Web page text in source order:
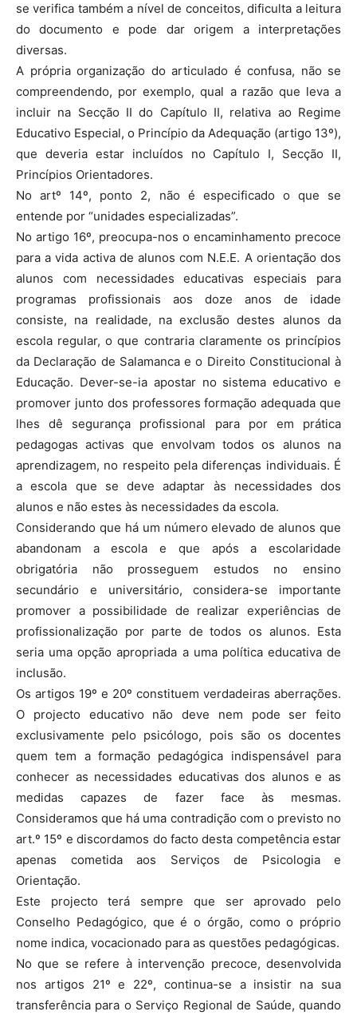
se verifica também a nível de conceitos, dificulta a leitura
do documento e pode dar origem a interpretações
diversas.
A própria organização do articulado é confusa, não se
compreendendo, por exemplo, qual a razão que leva a
incluir na Secção II do Capítulo II, relativa ao Regime
Educativo Especial, o Princípio da Adequação (artigo 13º),
que deveria estar incluídos no Capítulo I, Secção II,
Princípios Orientadores.
No artº 14º, ponto 2, não é especificado o que se
entende por “unidades especializadas”.
No artigo 16º, preocupa-nos o encaminhamento precoce
para a vida activa de alunos com N.E.E. A orientação dos
alunos com necessidades educativas especiais para
programas profissionais aos doze anos de idade
consiste, na realidade, na exclusão destes alunos da
escola regular, o que contraria claramente os princípios
da Declaração de Salamanca e o Direito Constitucional à
Educação. Dever-se-ia apostar no sistema educativo e
promover junto dos professores formação adequada que
lhes dê segurança profissional para por em prática
pedagogas activas que envolvam todos os alunos na
aprendizagem, no respeito pela diferenças individuais. É
a escola que se deve adaptar às necessidades dos
alunos e não estes às necessidades da escola.
Considerando que há um número elevado de alunos que
abandonam a escola e que após a escolaridade
obrigatória não prosseguem estudos no ensino
secundário e universitário, considera-se importante
promover a possibilidade de realizar experiências de
profissionalização por parte de todos os alunos. Esta
seria uma opção apropriada a uma política educativa de
inclusão.
Os artigos 19º e 20º constituem verdadeiras aberrações.
O projecto educativo não deve nem pode ser feito
exclusivamente pelo psicólogo, pois são os docentes
quem tem a formação pedagógica indispensável para
conhecer as necessidades educativas dos alunos e as
medidas capazes de fazer face às mesmas.
Consideramos que há uma contradição com o previsto no
art.º 15º e discordamos do facto desta competência estar
apenas cometida aos Serviços de Psicologia e
Orientação.
Este projecto terá sempre que ser aprovado pelo
Conselho Pedagógico, que é o órgão, como o próprio
nome indica, vocacionado para as questões pedagógicas.
No que se refere à intervenção precoce, desenvolvida
nos artigos 21º e 22º, continua-se a insistir na sua
transferência para o Serviço Regional de Saúde, quando